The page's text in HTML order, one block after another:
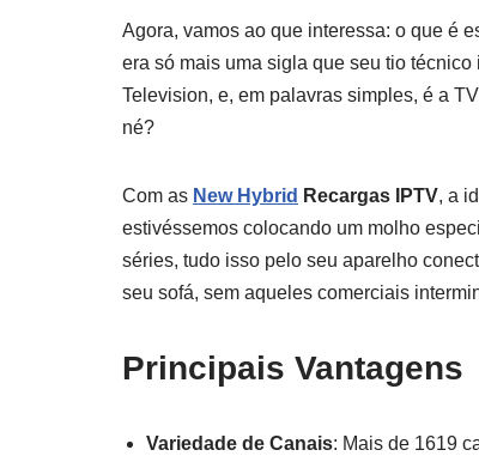
Agora, vamos ao que interessa: o que é
era só mais uma sigla que seu tio
Television, e, em palavras simples, é a
né?
Com as New Hybrid Recargas IPTV, a
estivéssemos colocando um molho
séries, tudo isso pelo seu aparelho
seu sofá, sem aqueles comerciais
Principais Vantagens
Variedade de Canais: Mais de 1619